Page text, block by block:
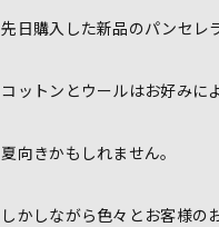
先日購入した新品のパンセレ
コットンとウールはお好みに
夏向きかもしれません。
しかしながら色々とお客様の